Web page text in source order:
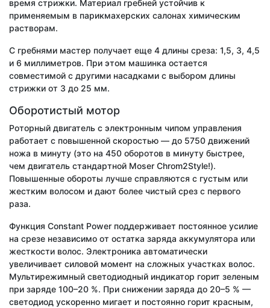
время стрижки. Материал гребней устойчив к
применяемым в парикмахерских салонах химическим
растворам.
С гребнями мастер получает еще 4 длины среза: 1,5, 3, 4,5
и 6 миллиметров. При этом машинка остается
совместимой с другими насадками с выбором длины
стрижки от 3 до 25 мм.
Оборотистый мотор
Роторный двигатель с электронным чипом управления
работает с повышенной скоростью — до 5750 движений
ножа в минуту (это на 450 оборотов в минуту быстрее,
чем двигатель стандартной Moser Chrom2Style!).
Повышенные обороты лучше справляются с густым или
жестким волосом и дают более чистый срез с первого
раза.
Функция Constant Power поддерживает постоянное усилие
на срезе независимо от остатка заряда аккумулятора или
жесткости волос. Электроника автоматически
увеличивает силовой момент на сложных участках волос.
Мультирежимный светодиодный индикатор горит зеленым
при заряде 100–20 %. При снижении заряда до 20–5 % —
светодиод ускоренно мигает и постоянно горит красным,